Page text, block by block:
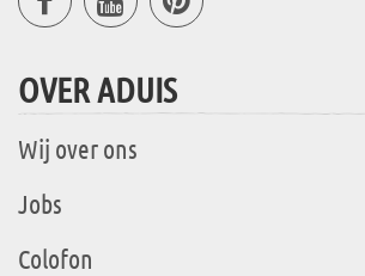
OVER ADUIS
Wij over ons
Jobs
Colofon